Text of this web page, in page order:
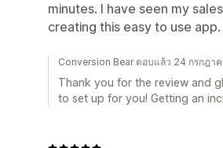
minutes. I have seen my
creating this easy to use app.
Conversion Bear ตอบแล้ว 24 กรกฎา
Thank you for the review and
to set up for you! Getting an